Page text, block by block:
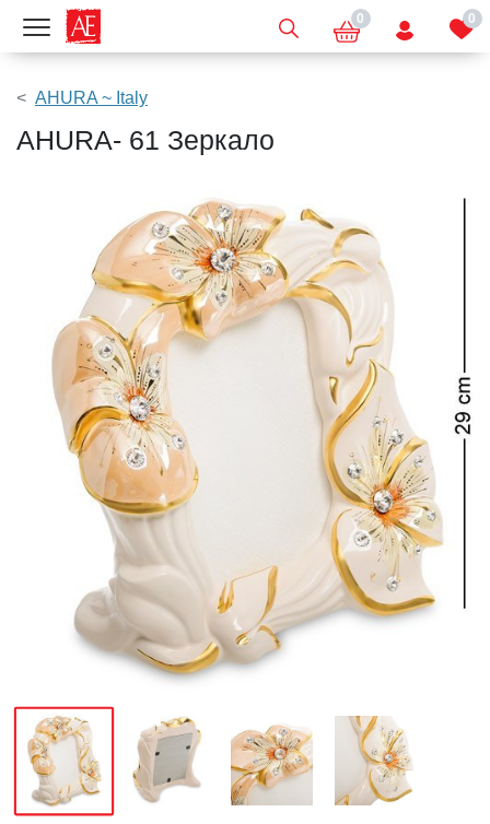
Показать меню 0 0
AHURA ~ Italy
AHURA- 61 Зеркало